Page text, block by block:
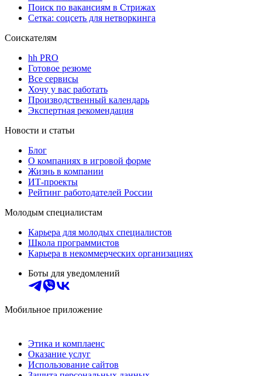
Поиск по вакансиям в Стрижах
Сетка: соцсеть для нетворкинга
Соискателям
hh PRO
Готовое резюме
Все сервисы
Хочу у вас работать
Производственный календарь
Экспертная рекомендация
Новости и статьи
Блог
О компаниях в игровой форме
Жизнь в компании
ИТ-проекты
Рейтинг работодателей России
Молодым специалистам
Карьера для молодых специалистов
Школа программистов
Карьера в некоммерческих организациях
Боты для уведомлений
Мобильное приложение
Этика и комплаенс
Оказание услуг
Использование сайтов